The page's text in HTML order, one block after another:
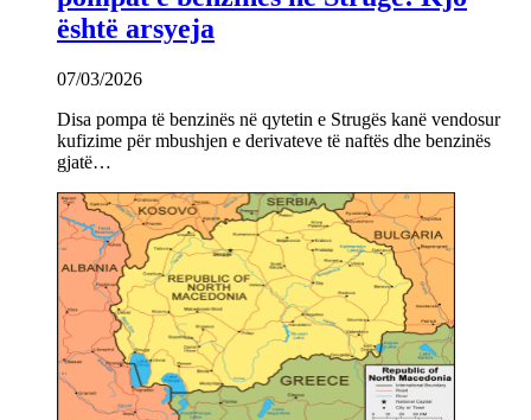
është arsyeja
07/03/2026
Disa pompa të benzinës në qytetin e Strugës kanë vendosur
kufizime për mbushjen e derivateve të naftës dhe benzinës
gjatë…